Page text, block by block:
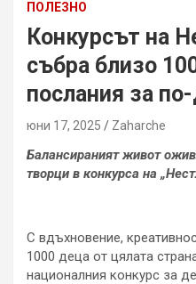
ПОЛЕЗНО
Конкурсът на
събра близо
послания за
юни 17, 2025 Zaharche
Балансираният живот
творци в конкурса на
С вдъхновение,
1000 деца от цялата
националния конкурс за